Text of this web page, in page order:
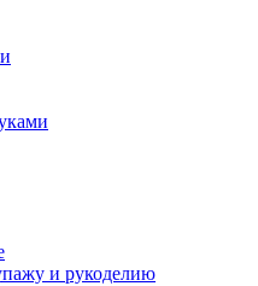
и рукоделию